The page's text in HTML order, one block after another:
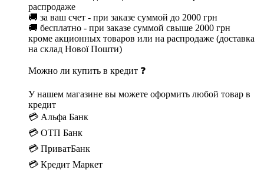
распродаже
🚚 за ваш счет - при заказе суммой до 2000 грн
🚚 бесплатно - при заказе суммой свыше 2000 грн
кроме акционных товаров или на распродаже (доставка
на склад Нової Пошти)
Можно ли купить в кредит ❓
У нашем магазине вы можете оформить любой товар в
кредит
💳 Альфа Банк
💳 ОТП Банк
💳 ПриватБанк
💳 Кредит Маркет